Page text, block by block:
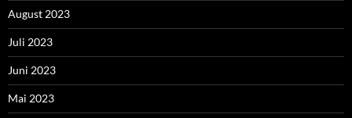
August 2023
Juli 2023
Juni 2023
Mai 2023